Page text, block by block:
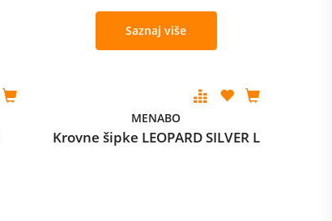
Saznaj više
MENABO
Krovne šipke LEOPARD SILVER L